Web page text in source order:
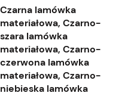
Czarna lamówka
materiałowa, Czarno-
szara lamówka
materiałowa, Czarno-
czerwona lamówka
materiałowa, Czarno-
niebieska lamówka